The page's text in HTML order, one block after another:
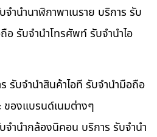
ำนำนาฬิกาพาเนราย บริการ รับ
อ รับจำนำโทรศัพท์ รับจำนำไอ
รับจำนำสินค้าไอที รับจำนำมือถือ
ของแบรนด์เนมต่างๆ
ำนำกล้องนิคอน บริการ รับจำนำ